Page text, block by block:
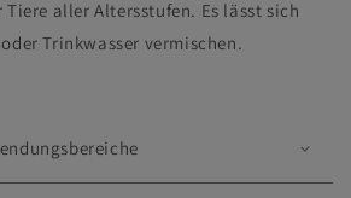
aller Altersstufen. Es lässt sich
Trinkwasser vermischen.